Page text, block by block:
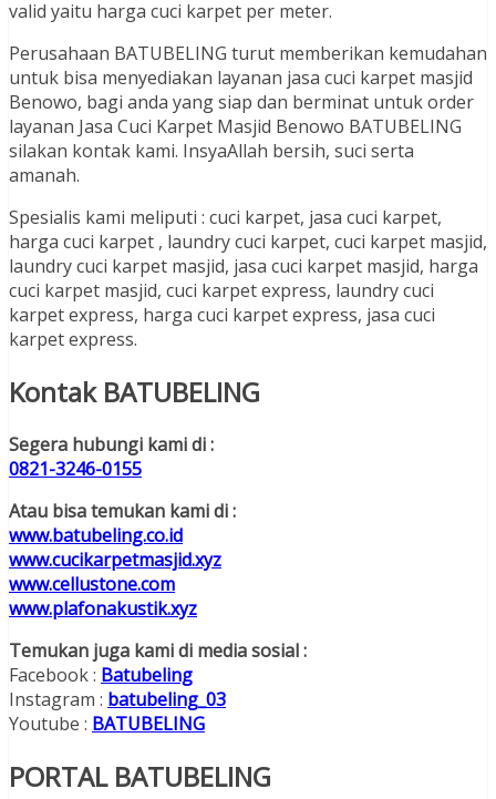
valid yaitu harga cuci karpet per meter.
Perusahaan BATUBELING turut memberikan kemudahan
untuk bisa menyediakan layanan jasa cuci karpet masjid
Benowo, bagi anda yang siap dan berminat untuk order
layanan Jasa Cuci Karpet Masjid Benowo BATUBELING
silakan kontak kami. InsyaAllah bersih, suci serta
amanah.
Spesialis kami meliputi : cuci karpet, jasa cuci karpet,
harga cuci karpet , laundry cuci karpet, cuci karpet masjid,
laundry cuci karpet masjid, jasa cuci karpet masjid, harga
cuci karpet masjid, cuci karpet express, laundry cuci
karpet express, harga cuci karpet express, jasa cuci
karpet express.
Kontak BATUBELING
Segera hubungi kami di :
0821-3246-0155
Atau bisa temukan kami di :
www.batubeling.co.id
www.cucikarpetmasjid.xyz
www.cellustone.com
www.plafonakustik.xyz
Temukan juga kami di media sosial :
Facebook : Batubeling
Instagram : batubeling_03
Youtube : BATUBELING
PORTAL BATUBELING